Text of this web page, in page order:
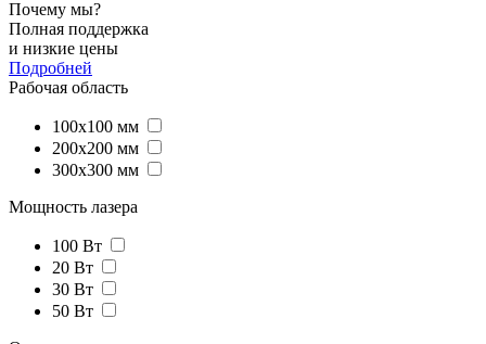
Почему мы?
Полная поддержка
и низкие цены
Подробней
Рабочая область
100x100 мм
200x200 мм
300x300 мм
Мощность лазера
100 Вт
20 Вт
30 Вт
50 Вт